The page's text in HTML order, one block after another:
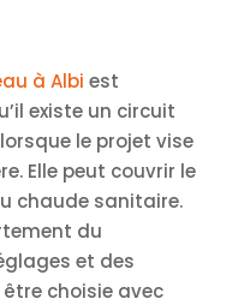
à Albi est
existe un circuit
le projet vise
Elle peut couvrir le
chaude sanitaire.
du
et des
choisie avec